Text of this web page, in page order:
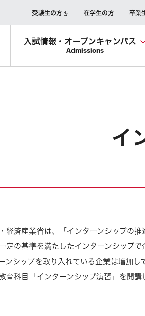
受験生の方 在学生の方 卒業
入試情報・ オープンキャンパス
Admissions
イ
経済産業省は、「インターンシップの
定の基準を満たしたインターンシップ
ンシップを取り入れている企業は増加
育科目「インターンシップ演習」を開講